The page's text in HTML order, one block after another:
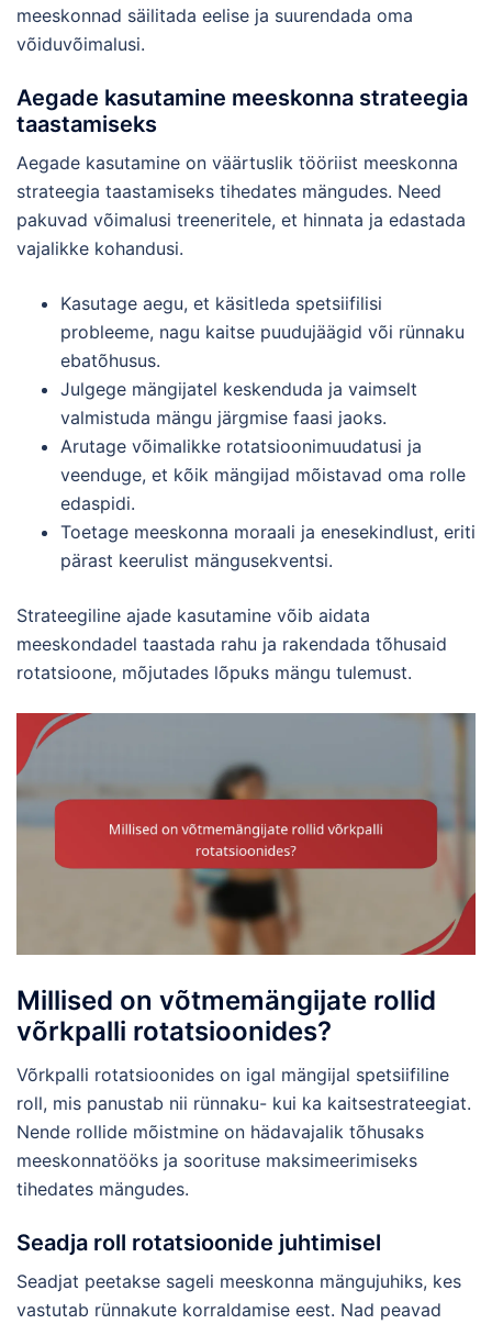
meeskonnad säilitada eelise ja suurendada oma
võiduvõimalusi.
Aegade kasutamine meeskonna strateegia
taastamiseks
Aegade kasutamine on väärtuslik tööriist meeskonna
strateegia taastamiseks tihedates mängudes. Need
pakuvad võimalusi treeneritele, et hinnata ja edastada
vajalikke kohandusi.
Kasutage aegu, et käsitleda spetsiifilisi
probleeme, nagu kaitse puudujäägid või rünnaku
ebatõhusus.
Julgege mängijatel keskenduda ja vaimselt
valmistuda mängu järgmise faasi jaoks.
Arutage võimalikke rotatsioonimuudatusi ja
veenduge, et kõik mängijad mõistavad oma rolle
edaspidi.
Toetage meeskonna moraali ja enesekindlust, eriti
pärast keerulist mängusekventsi.
Strateegiline ajade kasutamine võib aidata
meeskondadel taastada rahu ja rakendada tõhusaid
rotatsioone, mõjutades lõpuks mängu tulemust.
Millised on võtmemängijate rollid
võrkpalli rotatsioonides?
Võrkpalli rotatsioonides on igal mängijal spetsiifiline
roll, mis panustab nii rünnaku- kui ka kaitsestrateegiat.
Nende rollide mõistmine on hädavajalik tõhusaks
meeskonnatööks ja soorituse maksimeerimiseks
tihedates mängudes.
Seadja roll rotatsioonide juhtimisel
Seadjat peetakse sageli meeskonna mängujuhiks, kes
vastutab rünnakute korraldamise eest. Nad peavad